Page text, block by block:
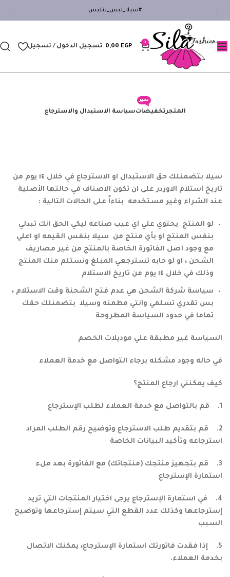
#سيلا_لبس_يتلبس
0
0,00 EGP تسجيل الدخول / تسجيل
المتجرتخفيضات
مميز
سياسة الاستبدال والاسترجاع
سيلا بتضمنلك حق الاستبدال او الاسترجاع في خلال ١٤ يوم من
تاريخ استلام الاوردر على ان تكون الاصناف في حالتها الأصلية
عند الشراء وغير مستخدمه بناءاً على الحالات التالية :
لو المنتج يحتوي علي اي عيب صناعه ليكي الحق انك تبدلي
بنفس المنتج او بأي منتج من سيلا بنفس القيمه او اعلي
مع وجود أصل الفاتورة الخاصة بالمنتج من غير مصاريف
الشحن ، او لو حابه تسترجعي المبلغ ونستلم منك المنتج
وذلك في خلال ١٤ يوم من تاريخ الاستلام
سياسة شركة الشحن هي عدم فتح الشحنة وقت الاستلام ،
بس تقدري تسلمي وانتي مطمنه وسيلا بتضمنلك حقك
تماما في حدود السياسة المطروحة
السياسة غير مطبقة علي موديلات الخصم
في حاله وجود مشكله برجاء التواصل مع خدمة العملاء
كيف يمكنني إرجاع المنتج؟
1. قم بالتواصل مع خدمة العملاء لطلب الإسترجاع
2. قم بتقديم طلب الاسترجاع وتوضيح رقم الطلب المراد
استرجاعه وتأكيد البيانات الخاصة
3. قم بتجهيز منتجك (منتجاتك) مع الفاتورة بعد ملء
استمارة الإسترجاع
4. في استمارة الإسترجاع يرجى اختيار المنتجات التي تريد
إسترجاعها وكذلك عدد القطع التي سيتم إسترجاعها وتوضيح
السبب
5. إذا فقدت فاتورتك استمارة الإسترجاع، يمكنك الاتصال
بخدمة العملاء.